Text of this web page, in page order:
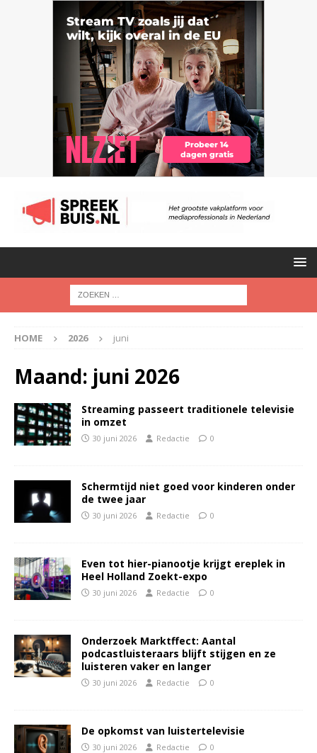
HOME 2026 juni
Maand: juni 2026
Streaming passeert traditionele televisie
in omzet
30 juni 2026 Redactie 0
Schermtijd niet goed voor kinderen onder
de twee jaar
30 juni 2026 Redactie 0
Even tot hier-pianootje krijgt ereplek in
Heel Holland Zoekt-expo
30 juni 2026 Redactie 0
Onderzoek Marktffect: Aantal
podcastluisteraars blijft stijgen en ze
luisteren vaker en langer
30 juni 2026 Redactie 0
De opkomst van luistertelevisie
30 juni 2026 Redactie 0